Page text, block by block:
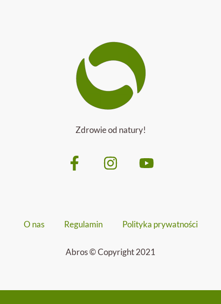
Zdrowie od natury!
O nas Regulamin Polityka prywatności
Abros © Copyright 2021